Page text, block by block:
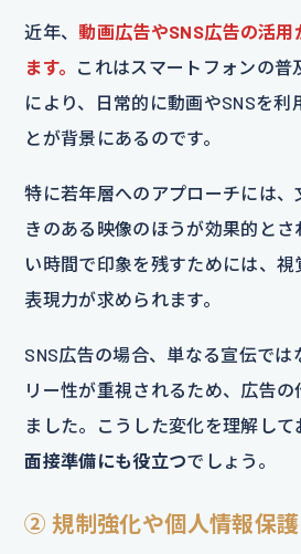
近年、動画広告やSNS広告の活用
ます。 これはスマートフォンの普
により、日常的に動画やSNSを利
とが背景にあるのです。
特に若年層へのアプローチには、
きのある映像のほうが効果的とさ
い時間で印象を残すためには、
表現力が求められます。
SNS広告の場合、単なる宣伝では
リー性が重視されるため、広告の
ました。こうした変化を理解して
面接準備にも役立つでしょう。
② 規制強化や個人情報保